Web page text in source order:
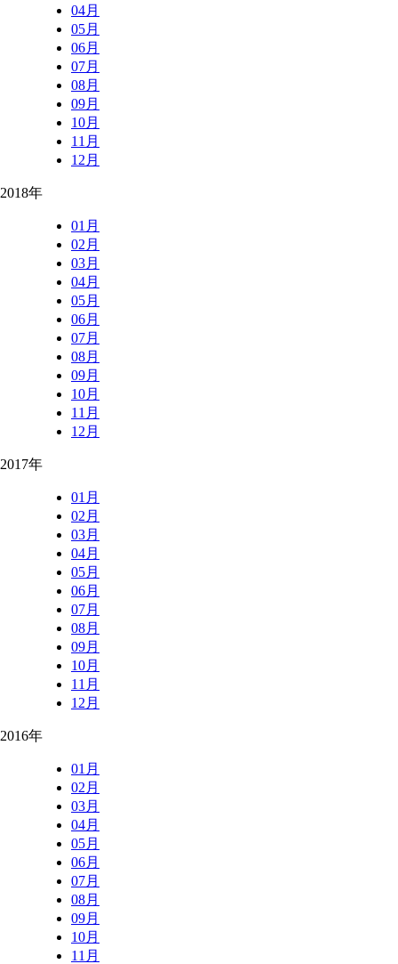
04月
05月
06月
07月
08月
09月
10月
11月
12月
2018年
01月
02月
03月
04月
05月
06月
07月
08月
09月
10月
11月
12月
2017年
01月
02月
03月
04月
05月
06月
07月
08月
09月
10月
11月
12月
2016年
01月
02月
03月
04月
05月
06月
07月
08月
09月
10月
11月